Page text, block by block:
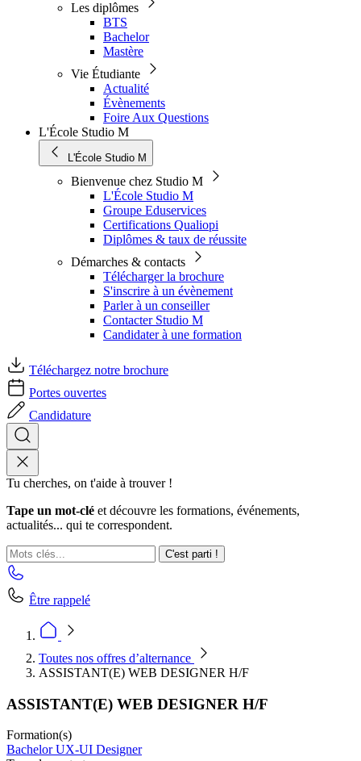
Les diplômes
BTS
Bachelor
Mastère
Vie Étudiante
Actualité
Évènements
Foire Aux Questions
L'École Studio M
L'École Studio M
Bienvenue chez Studio M
L'École Studio M
Groupe Eduservices
Certifications Qualiopi
Diplômes & taux de réussite
Démarches & contacts
Télécharger la brochure
S'inscrire à un évènement
Parler à un conseiller
Contacter Studio M
Candidater à une formation
Téléchargez notre brochure
Portes ouvertes
Candidature
Tu cherches, on t'aide à trouver !
Tape un mot-clé et découvre les formations, événements,
actualités... qui te correspondent.
C'est parti !
Être rappelé
Toutes nos offres d’alternance
ASSISTANT(E) WEB DESIGNER H/F
ASSISTANT(E) WEB DESIGNER H/F
Formation(s)
Bachelor UX-UI Designer